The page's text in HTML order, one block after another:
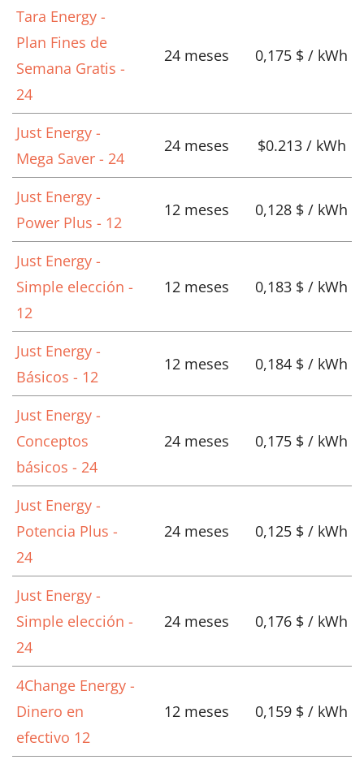
Tara Energy -
Plan Fines de
Semana Gratis -
24
24 meses 0,175 $ / kWh
Just Energy -
Mega Saver - 24
24 meses $0.213 / kWh
Just Energy -
Power Plus - 12
12 meses 0,128 $ / kWh
Just Energy -
Simple elección -
12
12 meses 0,183 $ / kWh
Just Energy -
Básicos - 12
12 meses 0,184 $ / kWh
Just Energy -
Conceptos
básicos - 24
24 meses 0,175 $ / kWh
Just Energy -
Potencia Plus -
24
24 meses 0,125 $ / kWh
Just Energy -
Simple elección -
24
24 meses 0,176 $ / kWh
4Change Energy -
Dinero en
efectivo 12
12 meses 0,159 $ / kWh